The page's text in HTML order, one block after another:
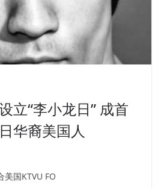
立“李小龙日” 成首
华裔美国人
美国KTVU FO